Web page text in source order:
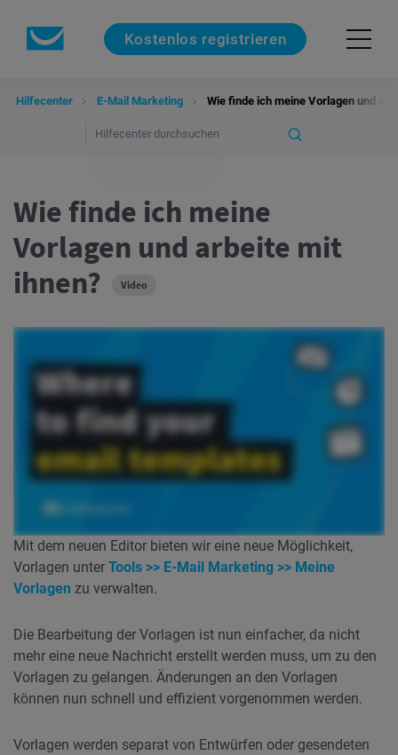
Kostenlos registrieren
Hilfecenter E-Mail Marketing Wie finde ich meine Vorlagen und
Wie finde ich meine
Vorlagen und arbeite mit
ihnen?
Video
Mit dem neuen Editor bieten wir eine neue Möglichkeit,
Vorlagen unter Tools >> E-Mail Marketing >> Meine
Vorlagen zu verwalten.
Die Bearbeitung der Vorlagen ist nun einfacher, da nicht
mehr eine neue Nachricht erstellt werden muss, um zu den
Vorlagen zu gelangen. Änderungen an den Vorlagen
können nun schnell und effizient vorgenommen werden.
Vorlagen werden separat von Entwürfen oder gesendeten